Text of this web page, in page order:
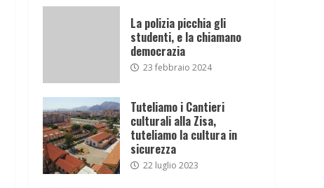
La polizia picchia gli
studenti, e la chiamano
democrazia
23 febbraio 2024
Tuteliamo i Cantieri
culturali alla Zisa,
tuteliamo la cultura in
sicurezza
22 luglio 2023